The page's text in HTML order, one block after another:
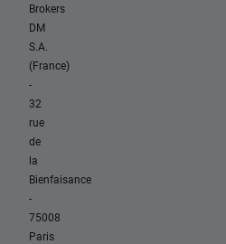
Brokers
DM
S.A.
(France)
-
32
rue
de
la
Bienfaisance
-
75008
Paris